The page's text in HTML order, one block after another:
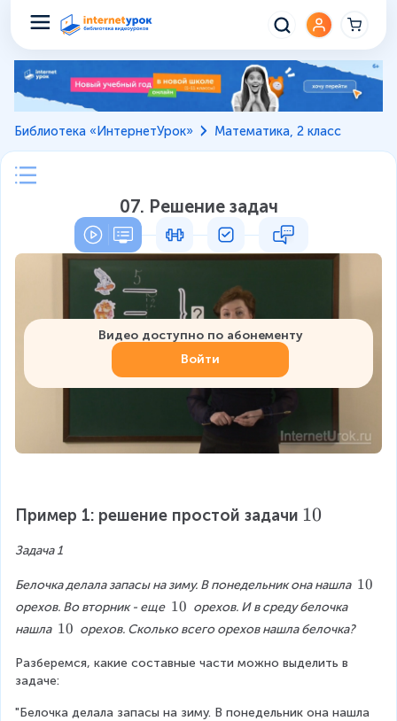
Библиотека «ИнтернетУрок» Математика, 2 класс
07. Решение задач
Видео доступно по абонементу
Войти
Пример 1: решение простой задачи \
0
10
Задача 1
Белочка делала запасы на зиму. В понедельник она нашла \
10
орехов. Во вторник - еще \
\
0
10 орехов. И в среду белочка
нашла \
1
0
10 орехов. Сколько всего орехов нашла белочка?
Разберемся, какие составные части можно выделить в
задаче:
"Белочка делала запасы на зиму. В понедельник она нашла